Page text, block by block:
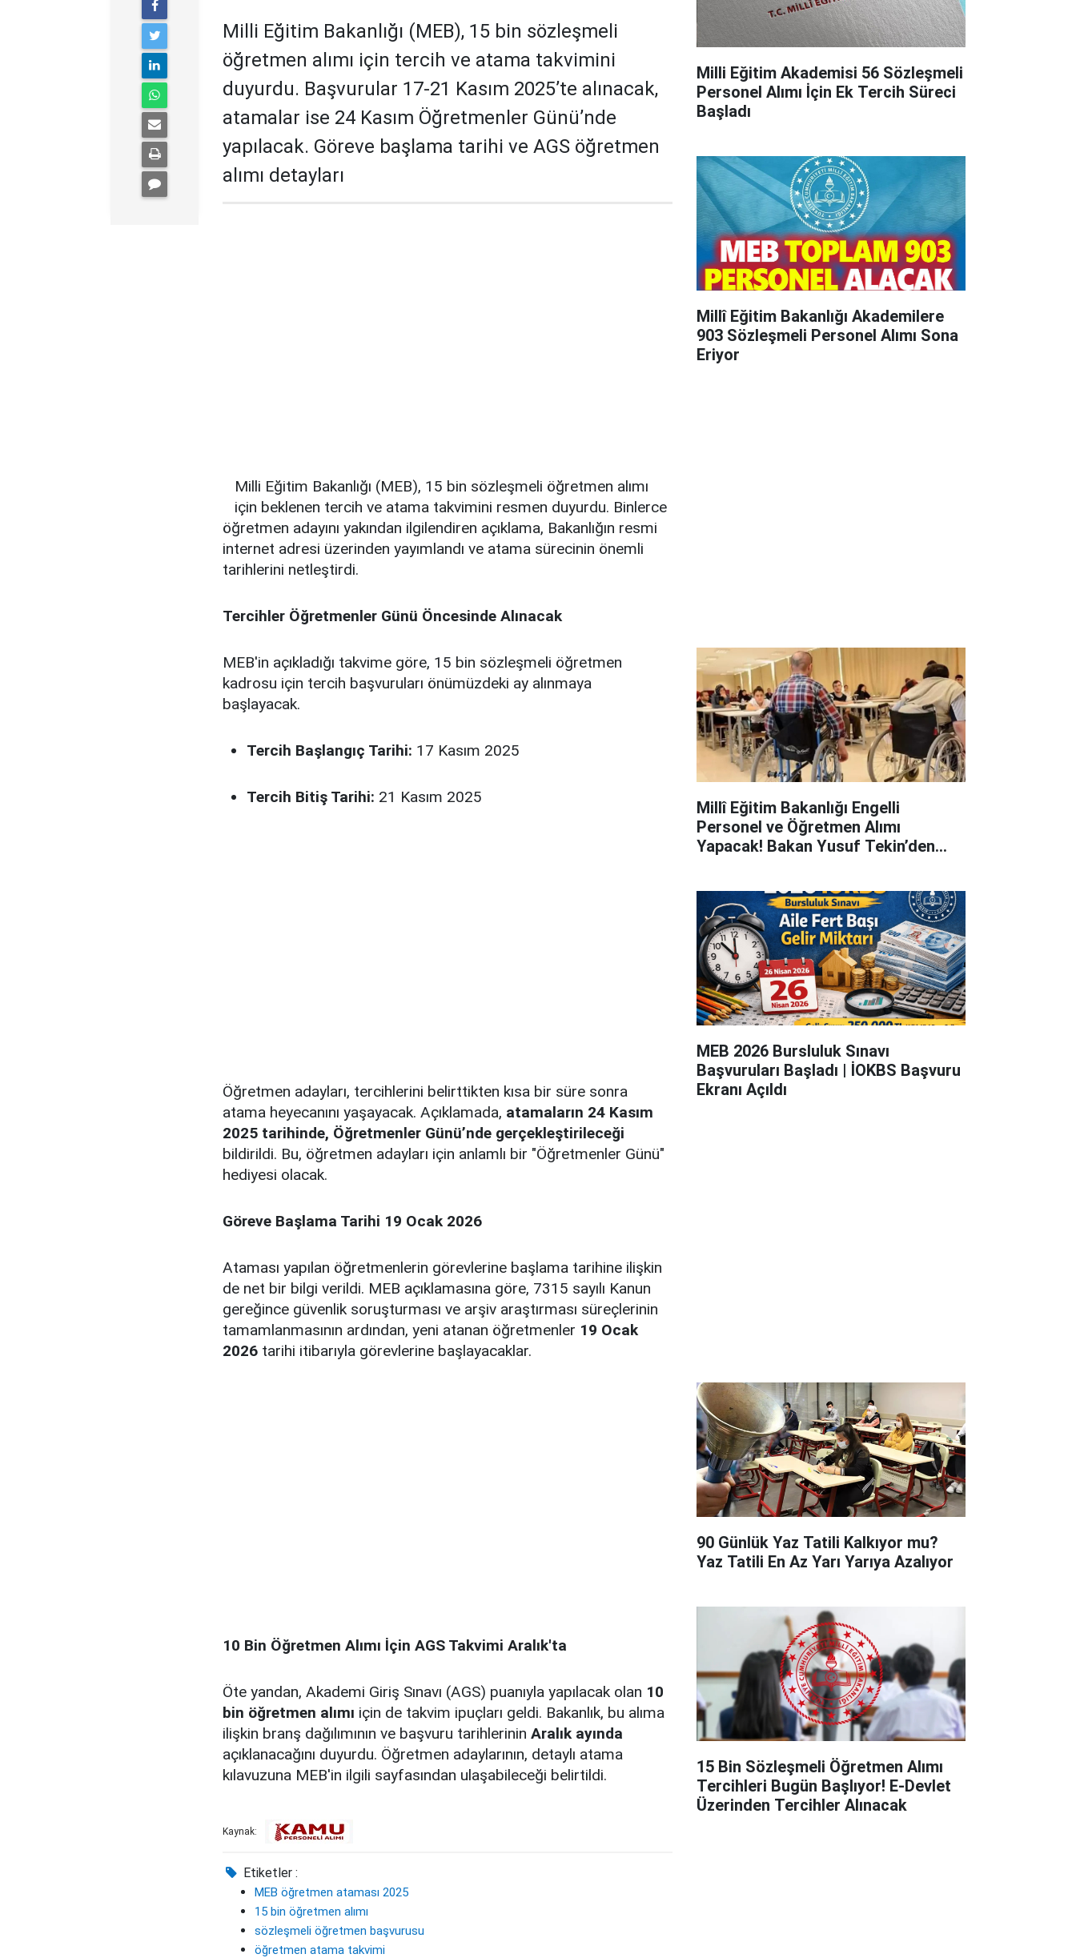
Milli Eğitim Bakanlığı (MEB), 15 bin sözleşmeli
öğretmen alımı için tercih ve atama takvimini
duyurdu. Başvurular 17-21 Kasım 2025’te alınacak,
atamalar ise 24 Kasım Öğretmenler Günü’nde
yapılacak. Göreve başlama tarihi ve AGS öğretmen
alımı detayları
Milli Eğitim Bakanlığı (MEB), 15 bin sözleşmeli öğretmen alımı
için beklenen tercih ve atama takvimini resmen duyurdu. Binlerce
öğretmen adayını yakından ilgilendiren açıklama, Bakanlığın resmi
internet adresi üzerinden yayımlandı ve atama sürecinin önemli
tarihlerini netleştirdi.
Tercihler Öğretmenler Günü Öncesinde Alınacak
MEB'in açıkladığı takvime göre, 15 bin sözleşmeli öğretmen
kadrosu için tercih başvuruları önümüzdeki ay alınmaya
başlayacak.
Tercih Başlangıç Tarihi: 17 Kasım 2025
Tercih Bitiş Tarihi: 21 Kasım 2025
Öğretmen adayları, tercihlerini belirttikten kısa bir süre sonra
atama heyecanını yaşayacak. Açıklamada, atamaların 24 Kasım
2025 tarihinde, Öğretmenler Günü’nde gerçekleştirileceği
bildirildi. Bu, öğretmen adayları için anlamlı bir "Öğretmenler Günü"
hediyesi olacak.
Göreve Başlama Tarihi 19 Ocak 2026
Ataması yapılan öğretmenlerin görevlerine başlama tarihine ilişkin
de net bir bilgi verildi. MEB açıklamasına göre, 7315 sayılı Kanun
gereğince güvenlik soruşturması ve arşiv araştırması süreçlerinin
tamamlanmasının ardından, yeni atanan öğretmenler 19 Ocak
2026 tarihi itibarıyla görevlerine başlayacaklar.
10 Bin Öğretmen Alımı İçin AGS Takvimi Aralık'ta
Öte yandan, Akademi Giriş Sınavı (AGS) puanıyla yapılacak olan 10
bin öğretmen alımı için de takvim ipuçları geldi. Bakanlık, bu alıma
ilişkin branş dağılımının ve başvuru tarihlerinin Aralık ayında
açıklanacağını duyurdu. Öğretmen adaylarının, detaylı atama
kılavuzuna MEB'in ilgili sayfasından ulaşabileceği belirtildi.
Kaynak:
Etiketler :
MEB öğretmen ataması 2025
15 bin öğretmen alımı
sözleşmeli öğretmen başvurusu
öğretmen atama takvimi
Milli Eğitim Akademisi 56 Sözleşmeli
Personel Alımı İçin Ek Tercih Süreci
Başladı
Millî Eğitim Bakanlığı Akademilere
903 Sözleşmeli Personel Alımı Sona
Eriyor
Millî Eğitim Bakanlığı Engelli
Personel ve Öğretmen Alımı
Yapacak! Bakan Yusuf Tekin’den
MEB 2026 Bursluluk Sınavı
Başvuruları Başladı | İOKBS Başvuru
Ekranı Açıldı
90 Günlük Yaz Tatili Kalkıyor mu?
Yaz Tatili En Az Yarı Yarıya Azalıyor
15 Bin Sözleşmeli Öğretmen Alımı
Tercihleri Bugün Başlıyor! E-Devlet
Üzerinden Tercihler Alınacak